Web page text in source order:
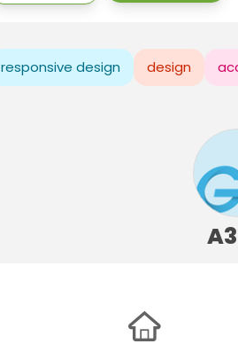
responsive design design